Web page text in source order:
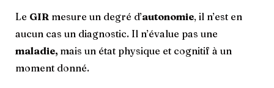
Le GIR mesure un degré d’autonomie, il n’est en
aucun cas un diagnostic. Il n’évalue pas une
maladie, mais un état physique et cognitif à un
moment donné.